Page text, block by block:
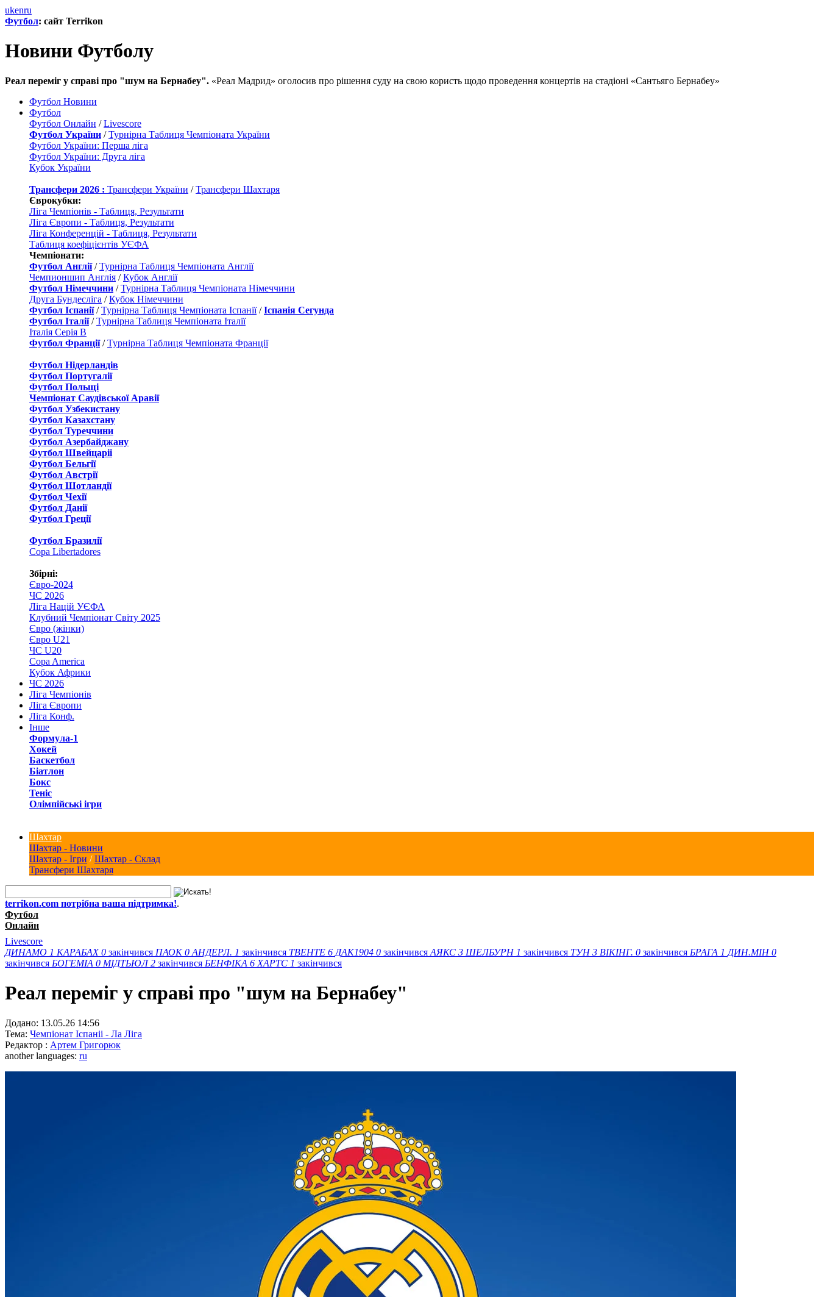
ukenru
Футбол: сайт Terrikon
Новини Футболу
Реал переміг у справі про "шум на Бернабеу". «Реал Мадрид» оголосив про рішення суду на свою користь щодо проведення концертів на стадіоні «Сантьяго Бернабеу»
Футбол Новини
Футбол
Футбол Онлайн /Livescore
Футбол України /Турнірна Таблиця Чемпіоната України
Футбол України: Перша ліга
Футбол України: Друга ліга
Кубок України
Трансфери 2026 : Трансфери України /Трансфери Шахтаря
Єврокубки:
Ліга Чемпіонів - Таблиця, Результати
Ліга Європи - Таблиця, Результати
Ліга Конференцій - Таблиця, Результати
Таблиця коефіцієнтів УЄФА
Чемпіонати:
Футбол Англії/Турнірна Таблиця Чемпіоната Англії
Чемпионшип Англія /Кубок Англії
Футбол Німеччини /Турнірна Таблиця Чемпіоната Німеччини
Друга Бундесліга /Кубок Німеччини
Футбол Іспанії/Турнірна Таблиця Чемпіоната Іспанії/Іспанія Сегунда
Футбол Італії/Турнірна Таблиця Чемпіоната Італії
Італія Серія B
Футбол Франції/Турнірна Таблиця Чемпіоната Франції
Футбол Нідерландiв
Футбол Португалії
Футбол Польщі
Чемпіонат Саудівської Аравії
Футбол Узбекистану
Футбол Казахстану
Футбол Туреччини
Футбол Азербайджану
Футбол Швейцаріі
Футбол Бельгії
Футбол Австрії
Футбол Шотландії
Футбол Чехії
Футбол Данії
Футбол Греції
Футбол Бразилії
Copa Libertadores
Збірні:
Євро-2024
ЧС 2026
Ліга Націй УЄФА
Клубний Чемпіонат Світу 2025
Євро (жінки)
Євро U21
ЧС U20
Copa America
Кубок Африки
ЧС 2026
Ліга Чемпіонів
Ліга Європи
Ліга Конф.
Інше
Формула-1
Хокей
Баскетбол
Біатлон
Бокс
Теніс
Олімпійські ігри
Шахтар
Шахтар - Новини
Шахтар - Ігри /Шахтар - Склад
Трансфери Шахтаря
terrikon.com потрібна ваша підтримка!.
Футбол
Онлайн
Livescore
ДИНАМО 1 КАРАБАХ 0 закінчився ПАОК 0 АНДЕРЛ. 1 закінчився ТВЕНТЕ 6 ДАК1904 0 закінчився АЯКС 3 ШЕЛБУРН 1 закінчився ТУН 3 ВІКІНГ. 0 закінчився БРАГА 1 ДИН.МІН 0
закінчився БОГЕМІА 0 МІДТЬЮЛ 2 закінчився БЕНФІКА 6 ХАРТС 1 закінчився
Реал переміг у справі про "шум на Бернабеу"
Додано: 13.05.26 14:56
Тема: Чемпіонат Іспаніі - Ла Ліга
Редактор : Артем Григорюк
another languages: ru